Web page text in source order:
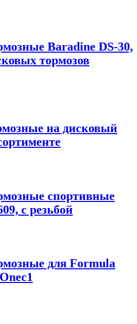
Baradine DS-30,
тормозов
на дисковый
спортивные
с резьбой
для Formula